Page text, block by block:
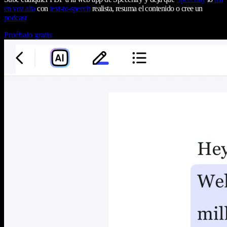
en voz alta context-to-speech realista, resuma el contenido o cree un
podcast
Pruébalo gratis